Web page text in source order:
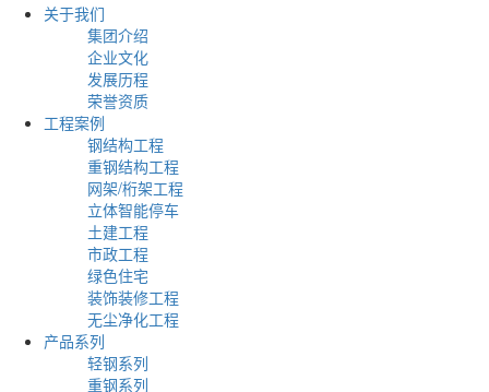
关于我们
集团介绍
企业文化
发展历程
荣誉资质
工程案例
钢结构工程
重钢结构工程
网架/桁架工程
立体智能停车
土建工程
市政工程
绿色住宅
装饰装修工程
无尘净化工程
产品系列
轻钢系列
重钢系列